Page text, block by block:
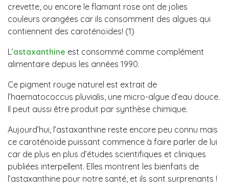
crevette, ou encore le flamant rose ont de jolies
couleurs orangées car ils consomment des algues qui
contiennent des caroténoïdes! (1)
L’astaxanthine est consommé comme complément
alimentaire depuis les années 1990.
Ce pigment rouge naturel est extrait de
l’haematococcus pluvialis, une micro-algue d’eau douce.
Il peut aussi être produit par synthèse chimique.
Aujourd’hui, l’astaxanthine reste encore peu connu mais
ce caroténoïde puissant commence à faire parler de lui
car de plus en plus d’études scientifiques et cliniques
publiées interpellent. Elles montrent les bienfaits de
l’astaxanthine pour notre santé, et ils sont surprenants !